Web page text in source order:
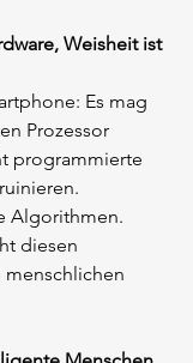
Weisheit ist
Es mag
Prozessor
programmierte
Algorithmen.
diesen